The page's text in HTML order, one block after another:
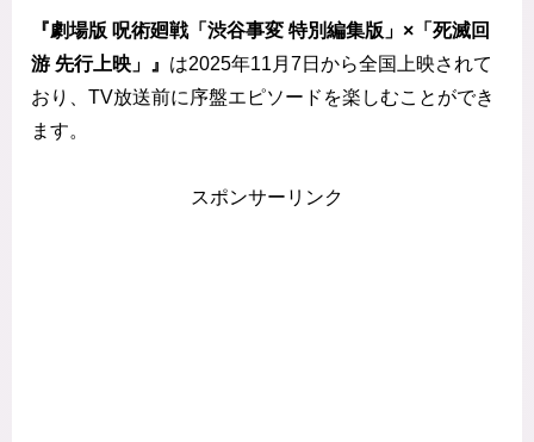
『劇場版 呪術廻戦「渋谷事変 特別編集版」×「死滅回
游 先行上映」』 は2025年11月7日から全国上映されて
おり、TV放送前に序盤エピソードを楽しむことができ
ます。
スポンサーリンク